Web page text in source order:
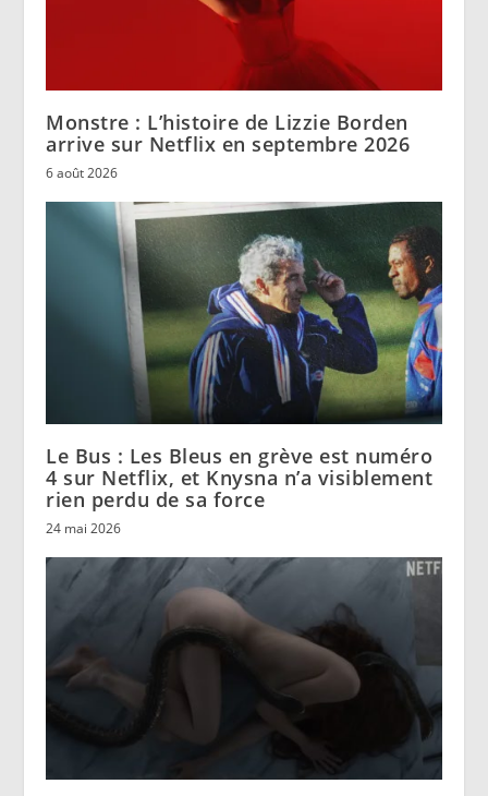
Monstre : L’histoire de Lizzie Borden
arrive sur Netflix en septembre 2026
6 août 2026
Le Bus : Les Bleus en grève est numéro
4 sur Netflix, et Knysna n’a visiblement
rien perdu de sa force
24 mai 2026